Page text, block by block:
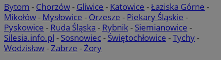
Bytom - Chorzów- Gliwice - Katowice -Łaziska Górne -
Mikołów- Mysłowice - Orzesze - Piekary Śląskie -
Pyskowice - Ruda Śląska - Rybnik- Siemianowice -
Silesia.info.pl - Sosnowiec- Świętochłowice -Tychy-
Wodzisław-Zabrze -Żory